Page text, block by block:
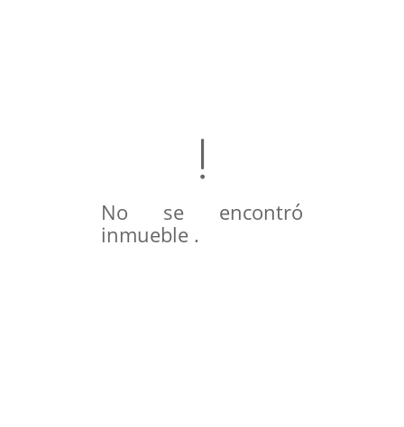
No se encontró
inmueble .